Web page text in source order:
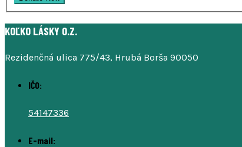
KOĽKO LÁSKY O.Z.
Rezidenčná ulica 775/43, Hrubá Borša 90050
IČO:
54147336
E-mail: